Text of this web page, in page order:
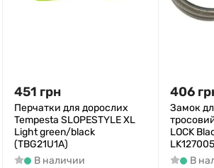
451 грн
Перчатки для дорослих
Tempesta SLOPESTYLE XL
Light green/black
(TBG21U1A)
В наличии
406
Замок
LOCK
В